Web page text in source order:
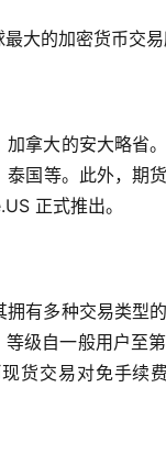
大的加密货币交易
拿大的安大略省
国等。此外，期
正式推出。
有多种交易类型
级自一般用户至
货交易对免手续